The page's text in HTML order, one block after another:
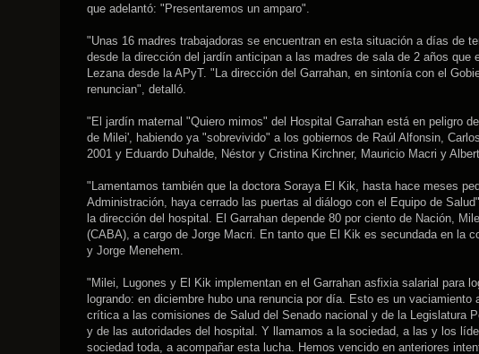
que adelantó: "Presentaremos un amparo".
"Unas 16 madres trabajadoras se encuentran en esta situación a días de
desde la dirección del jardín anticipan a las madres de sala de 2 años
Lezana desde la APyT. "La dirección del Garrahan, en sintonía con el
renuncian", detalló.
"El jardín maternal "Quiero mimos" del Hospital Garrahan está en peligro
de Milei', habiendo ya "sobrevivido" a los gobiernos de Raúl Alfonsin,
2001 y Eduardo Duhalde, Néstor y Cristina Kirchner, Mauricio Macri y
"Lamentamos también que la doctora Soraya El Kik, hasta hace meses
Administración, haya cerrado las puertas al diálogo con el Equipo de
la dirección del hospital. El Garrahan depende 80 por ciento de Nación,
(CABA), a cargo de Jorge Macri. En tanto que El Kik es secundada en la
y Jorge Menehem.
"Milei, Lugones y El Kik implementan en el Garrahan asfixia salarial para
logrando: en diciembre hubo una renuncia por día. Esto es un
crítica a las comisiones de Salud del Senado nacional y de la Legislatura
y de las autoridades del hospital. Y llamamos a la sociedad, a las y los
sociedad toda, a acompañar esta lucha. Hemos vencido en anteriores